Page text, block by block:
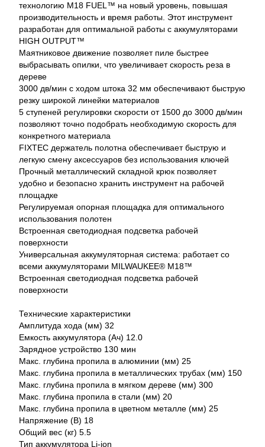
технологию M18 FUEL™ на новый уровень, повышая
производительность и время работы. Этот инструмент
разработан для оптимальной работы с аккумуляторами
HIGH OUTPUT™
Маятниковое движение позволяет пиле быстрее
выбрасывать опилки, что увеличивает скорость реза в
дереве
3000 дв/мин с ходом штока 32 мм обеспечивают быструю
резку широкой линейки материалов
5 ступеней регулировки скорости от 1500 до 3000 дв/мин
позволяют точно подобрать необходимую скорость для
конкретного материала
FIXTEC держатель полотна обеспечивает быструю и
легкую смену аксессуаров без использования ключей
Прочный металлический складной крюк позволяет
удобно и безопасно хранить инструмент на рабочей
площадке
Регулируемая опорная площадка для оптимального
использования полотен
Встроенная светодиодная подсветка рабочей
поверхности
Универсальная аккумуляторная система: работает со
всеми аккумуляторами MILWAUKEE® M18™
Встроенная светодиодная подсветка рабочей
поверхности
Технические характеристики
Амплитуда хода (мм) 32
Емкость аккумулятора (Ач) 12.0
Зарядное устройство 130 мин
Макс. глубина пропила в алюминии (мм) 25
Макс. глубина пропила в металлических трубах (мм) 150
Макс. глубина пропила в мягком дереве (мм) 300
Макс. глубина пропила в стали (мм) 20
Макс. глубина пропила в цветном металле (мм) 25
Напряжение (В) 18
Общий вес (кг) 5.5
Тип аккумулятора Li-ion